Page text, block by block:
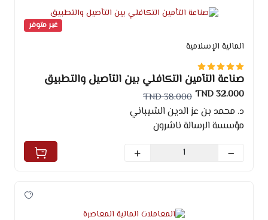
غير متوفر
المالية الإسلامية
صناعة التأمين التكافلي بين التأصيل والتطبيق
32.000 TND
38.000 TND
د. محمد بن عز الدين الشيباني
مؤسسة الرسالة ناشرون